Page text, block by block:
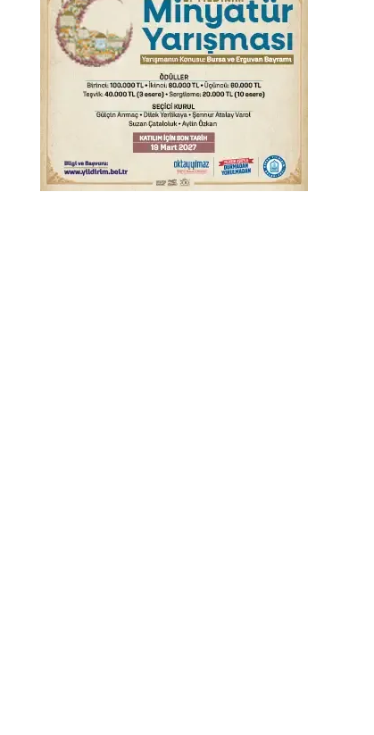
TOFAŞ Basketbol'da sağlık kontrolleri
başladı
Bursa’da bugün hava nasıl olacak?
Osmangazi’de iş arayanlara destek